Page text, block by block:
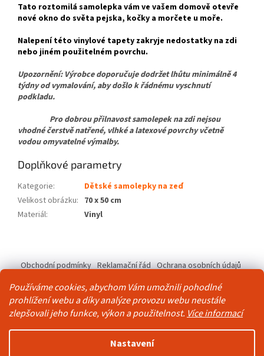
Používáme cookies, abychom Vám umožnili pohodlné
prohlížení webu a díky analýze provozu webu neustále
zlepšovali jeho funkce, výkon a použitelnost. Více informací
Nastavení
Tato roztomilá samolepka vám ve vašem domově otevře
nové okno do světa pejska, kočky a morčete u moře.
Nalepení této vinylové tapety zakryje nedostatky na zdi
nebo jiném použitelném povrchu.
Upozornění: Výrobce doporučuje dodržet lhůtu minimálně 4
týdny od vymalování, aby došlo k řádnému vyschnutí
podkladu.
Pro dobrou přilnavost samolepek na zdi nejsou
vhodné čerstvě natřené, vlhké a latexové povrchy včetně
vodou omyvatelné výmalby.
Doplňkové parametry
Kategorie:
Dětské samolepky na zeď
Velikost obrázku: 70 x 50 cm
Materiál: Vinyl
p
Obchodní podmínky Reklamační řád Ochrana osobních údajů